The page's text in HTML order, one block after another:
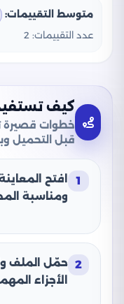
متوسط التقييمات:
عدد التقييمات: 2
كيف
خطوات قصيرة
قبل التحميل
1
افتح
ومناسبة
2 حمّل الملف
الأجزاء